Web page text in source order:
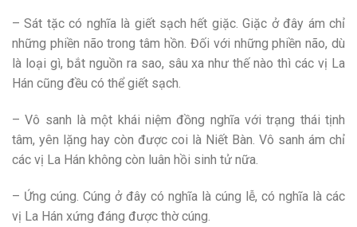
– Sát tặc có nghĩa là giết sạch hết giặc. Giặc ở đây ám chỉ
những phiền não trong tâm hồn. Đối với những phiền não, dù
là loại gì, bắt nguồn ra sao, sâu xa như thế nào thì các vị La
Hán cũng đều có thể giết sạch.
– Vô sanh là một khái niệm đồng nghĩa với trạng thái tịnh
tâm, yên lặng hay còn được coi là Niết Bàn. Vô sanh ám chỉ
các vị La Hán không còn luân hồi sinh tử nữa.
– Ứng cúng. Cúng ở đây có nghĩa là cúng lễ, có nghĩa là các
vị La Hán xứng đáng được thờ cúng.